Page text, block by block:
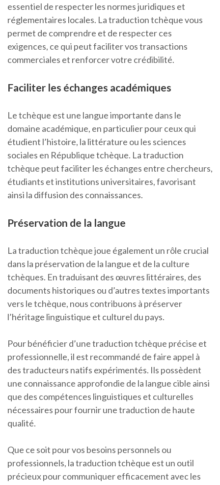
essentiel de respecter les normes juridiques et
réglementaires locales. La traduction tchèque vous
permet de comprendre et de respecter ces
exigences, ce qui peut faciliter vos transactions
commerciales et renforcer votre crédibilité.
Faciliter les échanges académiques
Le tchèque est une langue importante dans le
domaine académique, en particulier pour ceux qui
étudient l’histoire, la littérature ou les sciences
sociales en République tchèque. La traduction
tchèque peut faciliter les échanges entre chercheurs,
étudiants et institutions universitaires, favorisant
ainsi la diffusion des connaissances.
Préservation de la langue
La traduction tchèque joue également un rôle crucial
dans la préservation de la langue et de la culture
tchèques. En traduisant des œuvres littéraires, des
documents historiques ou d’autres textes importants
vers le tchèque, nous contribuons à préserver
l’héritage linguistique et culturel du pays.
Pour bénéficier d’une traduction tchèque précise et
professionnelle, il est recommandé de faire appel à
des traducteurs natifs expérimentés. Ils possèdent
une connaissance approfondie de la langue cible ainsi
que des compétences linguistiques et culturelles
nécessaires pour fournir une traduction de haute
qualité.
Que ce soit pour vos besoins personnels ou
professionnels, la traduction tchèque est un outil
précieux pour communiquer efficacement avec les